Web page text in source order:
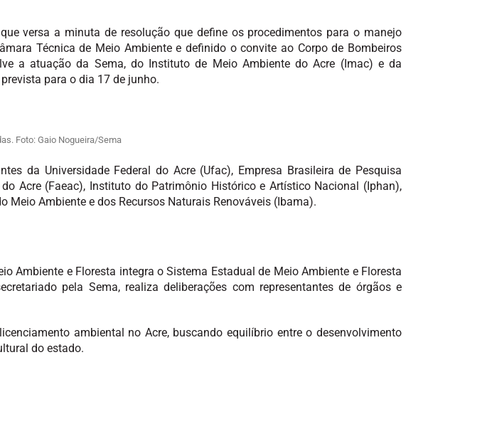
versa a minuta de resolução que define os procedimentos para o manejo
Técnica de Meio Ambiente e definido o convite ao Corpo de Bombeiros
a atuação da Sema, do Instituto de Meio Ambiente do Acre (Imac) e da
para o dia 17 de junho.
Foto: Gaio Nogueira/Sema
da Universidade Federal do Acre (Ufac), Empresa Brasileira de Pesquisa
Acre (Faeac), Instituto do Patrimônio Histórico e Artístico Nacional (Iphan),
Meio Ambiente e dos Recursos Naturais Renováveis (Ibama).
Ambiente e Floresta integra o Sistema Estadual de Meio Ambiente e Floresta
pela Sema, realiza deliberações com representantes de órgãos e
ambiental no Acre, buscando equilíbrio entre o desenvolvimento
do estado.